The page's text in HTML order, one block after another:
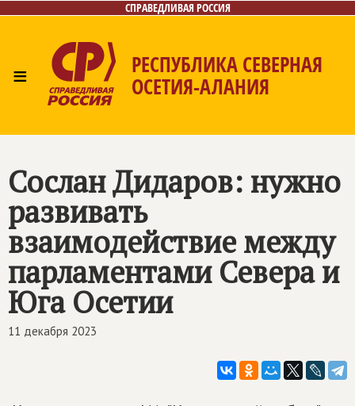
СПРАВЕДЛИВАЯ РОССИЯ
≡ РЕСПУБЛИКА СЕВЕРНАЯ
ОСЕТИЯ-АЛАНИЯ
Сослан Дидаров: нужно
развивать
взаимодействие между
парламентами Севера и
Юга Осетии
11 декабря 2023